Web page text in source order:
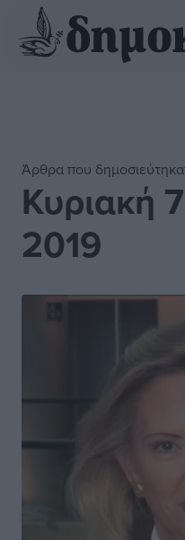
Άρθρα που
Κυριακή
2019